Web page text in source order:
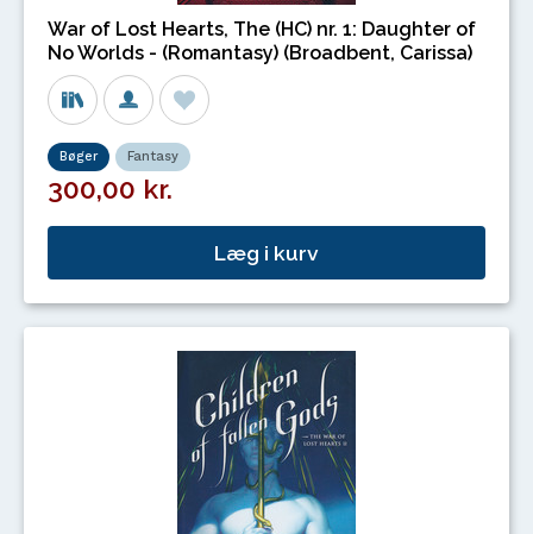
War of Lost Hearts, The (HC) nr. 1: Daughter of
No Worlds - (Romantasy) (Broadbent, Carissa)
Bøger Fantasy
300,00 kr.
Læg i kurv